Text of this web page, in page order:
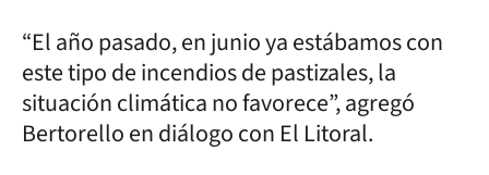
“El año pasado, en junio ya estábamos con
este tipo de incendios de pastizales, la
situación climática no favorece”, agregó
Bertorello en diálogo con El Litoral.